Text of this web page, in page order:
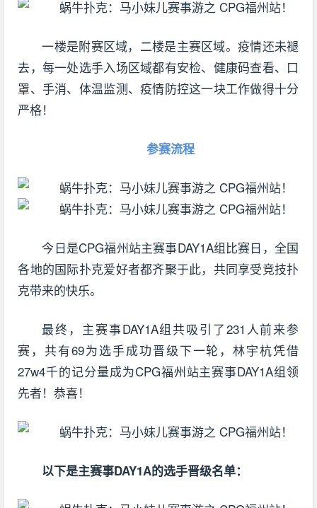
一楼是附赛区域，二楼是主赛区域。疫情还未褪
去，每一处选手入场区域都有安检、健康码查看、口
罩、手消、体温监测、疫情防控这一块工作做得十分
严格！
参赛流程
今日是CPG福州站主赛事DAY1A组比赛日，全国
各地的国际扑克爱好者都齐聚于此，共同享受竞技扑
克带来的快乐。
最终，主赛事DAY1A组共吸引了231人前来参
赛，共有69为选手成功晋级下一轮，林宇杭凭借
27w4千的记分量成为CPG福州站主赛事DAY1A组领
先者！恭喜！
以下是主赛事DAY1A的选手晋级名单：